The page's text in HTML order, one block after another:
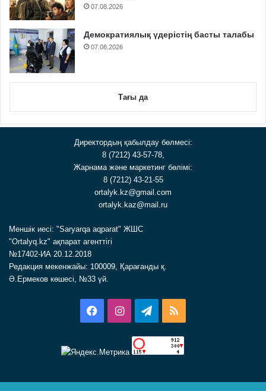
07.08.2026
Демократиялық үдерістің басты талабы
07.08.2026
Тағы да
Директордың қабылдау бөлмесі:
8 (7212) 43-57-78,
Жарнама және маркетинг бөлімі:
8 (7212) 43-21-55
ortalyk.kz@gmail.com
ortalyk.kaz@mail.ru
Меншік иесі: "Saryarqa aqparat" ЖШС
"Ortalyq.kz" ақпарат агенттігі
№17402-ИА 20.12.2018
Редакция мекенжайы: 100009, Қарағанды қ.
Ә.Ермеков көшесі, №33 үй.
FacebookInstagramTelegram